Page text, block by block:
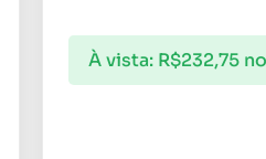
À vista: R$232,75